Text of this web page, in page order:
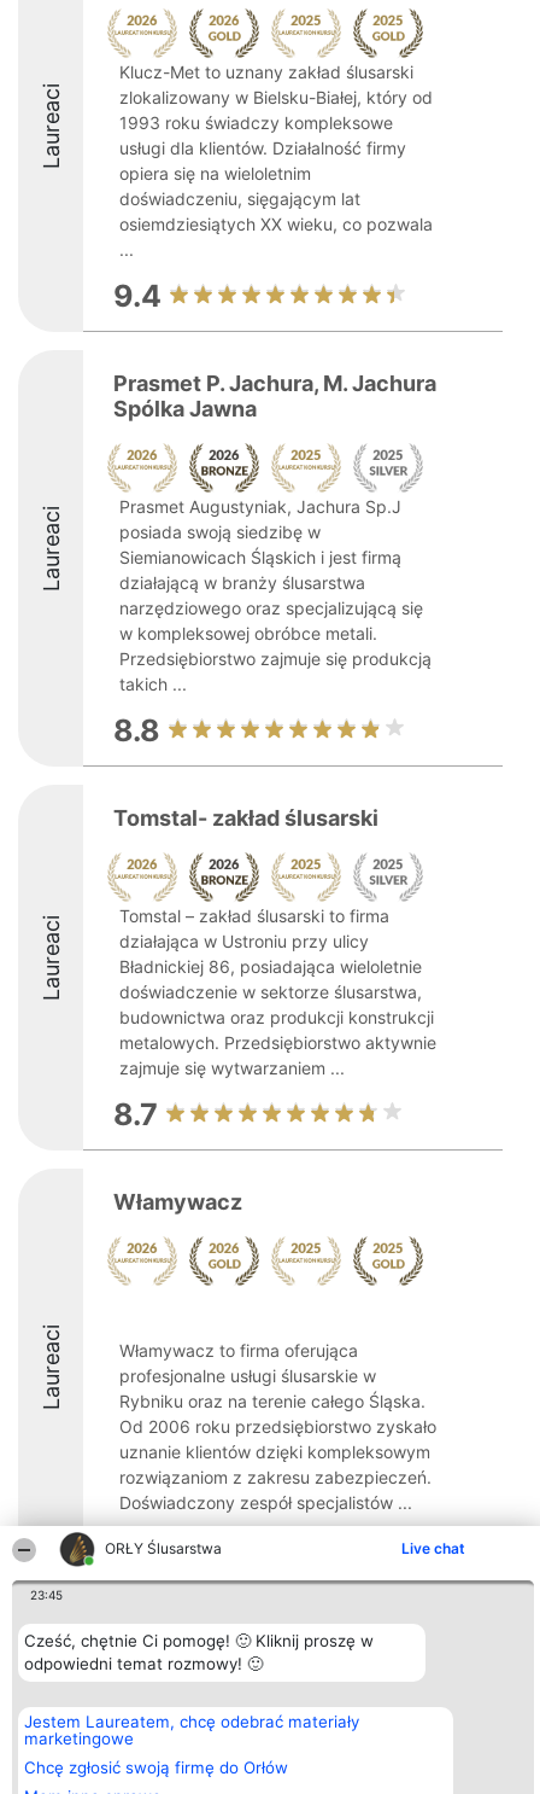
ORŁY Ślusarstwa Live chat
23:45
Cześć, chętnie Ci pomogę! 🙂 Kliknij proszę w
odpowiedni temat rozmowy! 🙂
Jestem Laureatem, chcę odebrać materiały
marketingowe
Chcę zgłosić swoją firmę do Orłów
Laureaci
Klucz-Met to uznany zakład ślusarski
zlokalizowany w Bielsku-Białej, który od
1993 roku świadczy kompleksowe
usługi dla klientów. Działalność firmy
opiera się na wieloletnim
doświadczeniu, sięgającym lat
osiemdziesiątych XX wieku, co pozwala
...
9.4
Laureaci
Prasmet P. Jachura, M. Jachura
Spólka Jawna
Prasmet Augustyniak, Jachura Sp.J
posiada swoją siedzibę w
Siemianowicach Śląskich i jest firmą
działającą w branży ślusarstwa
narzędziowego oraz specjalizującą się
w kompleksowej obróbce metali.
Przedsiębiorstwo zajmuje się produkcją
takich ...
8.8
Laureaci
Tomstal- zakład ślusarski
Tomstal – zakład ślusarski to firma
działająca w Ustroniu przy ulicy
Bładnickiej 86, posiadająca wieloletnie
doświadczenie w sektorze ślusarstwa,
budownictwa oraz produkcji konstrukcji
metalowych. Przedsiębiorstwo aktywnie
zajmuje się wytwarzaniem ...
8.7
Laureaci
Włamywacz
Włamywacz to firma oferująca
profesjonalne usługi ślusarskie w
Rybniku oraz na terenie całego Śląska.
Od 2006 roku przedsiębiorstwo zyskało
uznanie klientów dzięki kompleksowym
rozwiązaniom z zakresu zabezpieczeń.
Doświadczony zespół specjalistów ...
9.8
Organizator plebiscytu
Bright Side Solutions sp. z o.
o. sp. k.
ul. Ruska 22
Wrocław 50-079
KRS 0000749100 | Regon
381313360 | NIP 8943132676
+48 508 492 400
Plebiscyt
Laureaci
Lista
wszystkich
Laureatów
Zasady
Polityka
Prywatności
Kontakt
Kontakt